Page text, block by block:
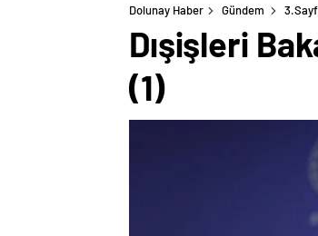
Dolunay Haber Gündem
Dışişleri
(1)